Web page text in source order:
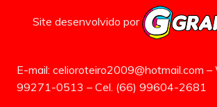
Site desenvolvido por
E-mail: celioroteiro2009@hotmail.com
99271-0513 – Cel. (66) 99604-2681